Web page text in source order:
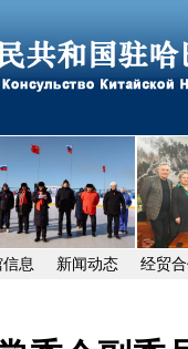
息 新闻动态 经贸